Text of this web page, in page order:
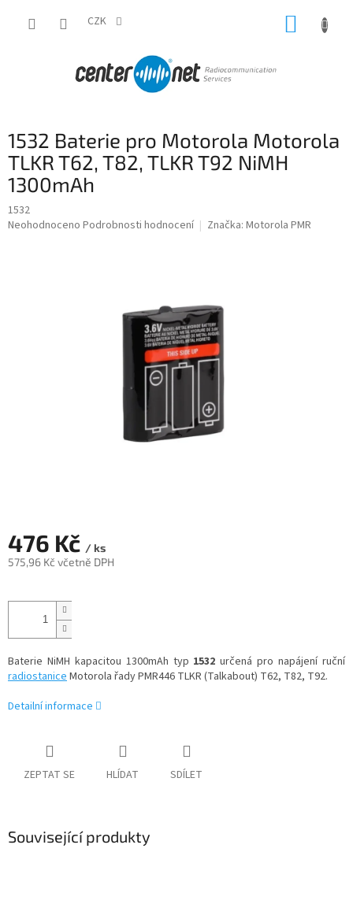
CZK
1532 Baterie pro Motorola Motorola
TLKR T62, T82, TLKR T92 NiMH
1300mAh
1532
Průměrné
Neohodnoceno Podrobnosti hodnocení Značka: Motorola PMR
476 Kč / ks
575,96 Kč včetně DPH
cena:
Baterie NiMH kapacitou 1300mAh typ 1532určená pro napájení ruční
radiostaniceMotorola řady PMR446 TLKR (Talkabout) T62, T82, T92.
Detailní informace
ZEPTAT SE HLÍDAT SDÍLET
Související produkty